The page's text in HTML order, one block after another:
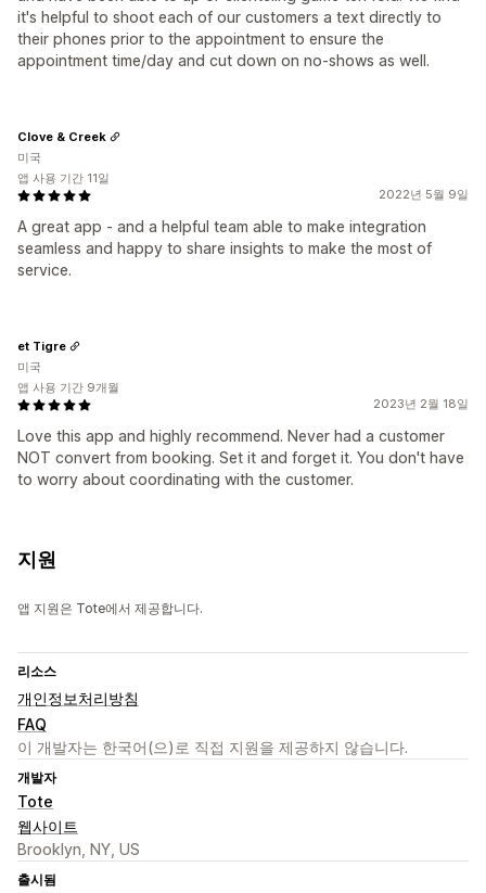
it's helpful to shoot each of our customers a text directly to
their phones prior to the appointment to ensure the
appointment time/day and cut down on no-shows as well.
2022년 5월 9일
A great app - and a helpful team able to make integration
seamless and happy to share insights to make the most of
service.
Clove & Creek
미국
앱 사용 기간 11일
2023년 2월 18일
Love this app and highly recommend. Never had a customer
NOT convert from booking. Set it and forget it. You don't have
to worry about coordinating with the customer.
et Tigre
미국
앱 사용 기간 9개월
지원
앱 지원은 Tote에서 제공합니다.
리소스
개인정보처리방침
FAQ
이 개발자는 한국어(으)로 직접 지원을 제공하지 않습니다.
개발자
Tote
웹사이트
Brooklyn, NY, US
출시됨